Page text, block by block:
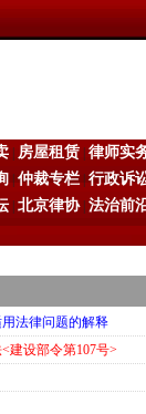
房屋租赁 律师实
仲裁专栏 行政诉
北京律协 法治前
法律问题的解释
建设部令第107号>